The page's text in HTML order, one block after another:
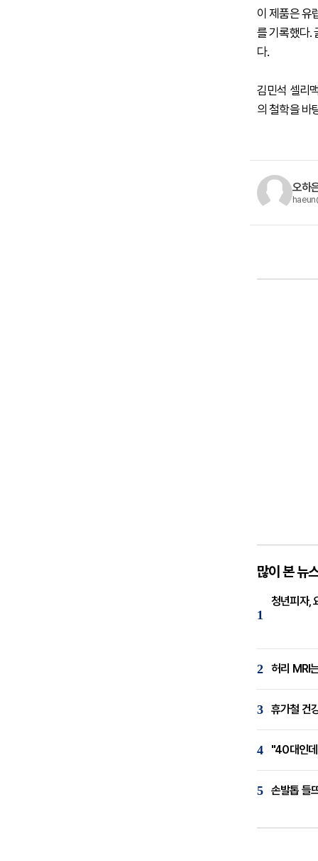
이 제품은 유
를 기록했다.
다.
김민석 셀리
의 철학을 바
오하
많이 본 뉴
1
청년피자,
2 허리 MRI
3 휴가철 건
4 "40대인
5 손발톱 들